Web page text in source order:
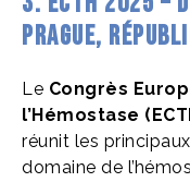
Prague,
Le Congrès
l’Hémostase
réunit les
domaine de